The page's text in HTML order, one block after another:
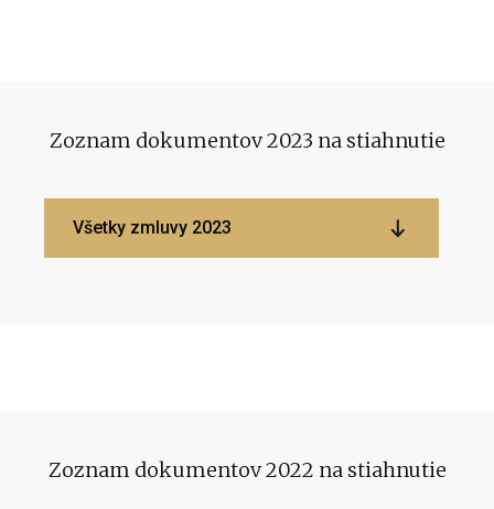
Zoznam dokumentov 2023 na stiahnutie
Všetky zmluvy 2023
Zoznam dokumentov 2022 na stiahnutie